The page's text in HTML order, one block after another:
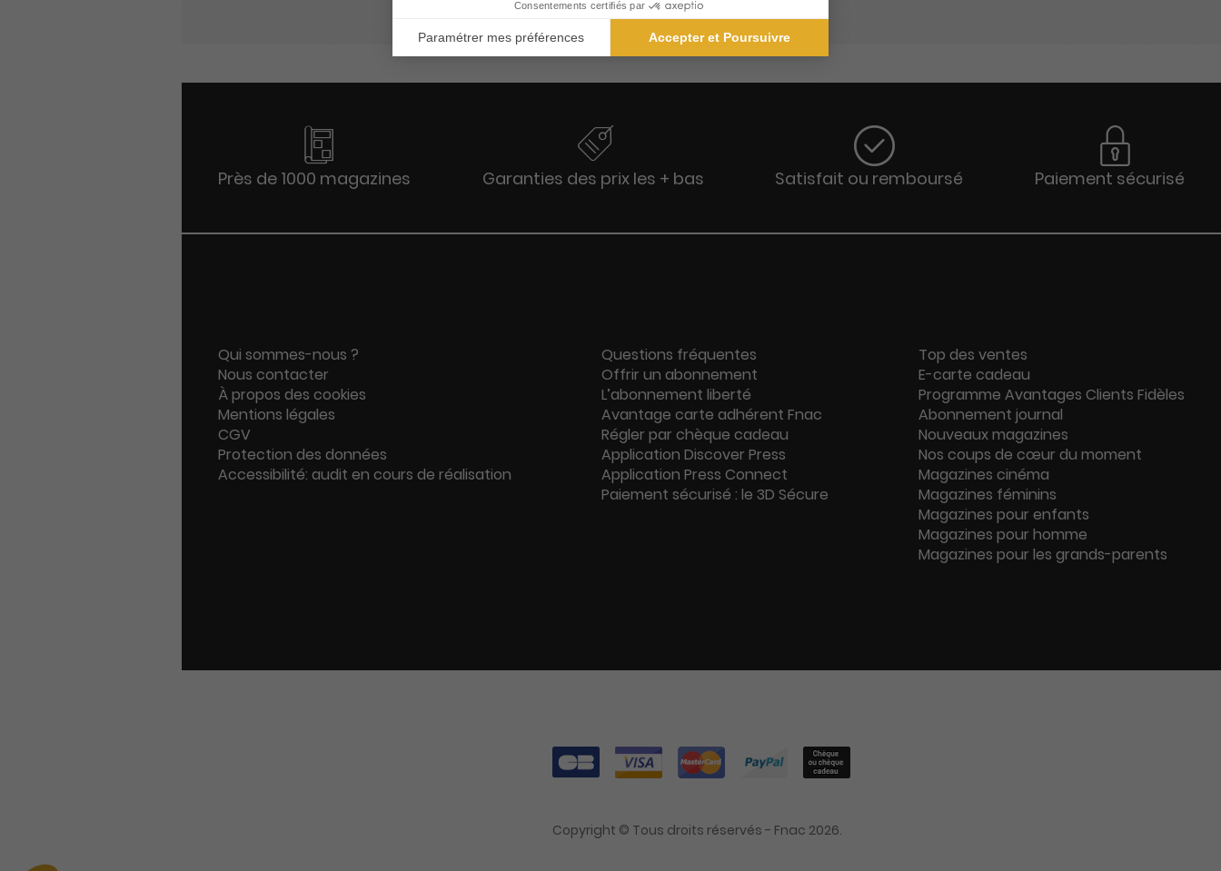
Près de 1000 magazines Garanties des prix les + bas Satisfait ou remboursé Paiement sécurisé
Qui sommes-nous ?
Nous contacter
À propos des cookies
Mentions légales
CGV
Protection des données
Accessibilité: audit en cours de réalisation
Questions fréquentes
Offrir un abonnement
L’abonnement liberté
Avantage carte adhérent Fnac
Régler par chèque cadeau
Application Discover Press
Application Press Connect
Paiement sécurisé : le 3D Sécure
Top des ventes
E-carte cadeau
Programme Avantages Clients Fidèles
Abonnement journal
Nouveaux magazines
Nos coups de cœur du moment
Magazines cinéma
Magazines féminins
Magazines pour enfants
Magazines pour homme
Magazines pour les grands-parents
Copyright © Tous droits réservés - Fnac 2026.